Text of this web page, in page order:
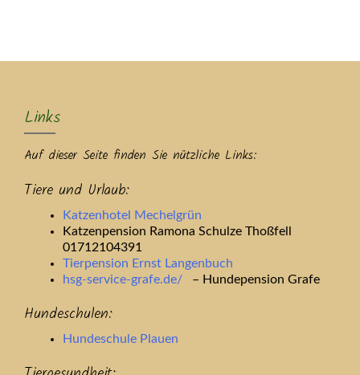
Links
Auf dieser Seite finden Sie nützliche Links:
Tiere und Urlaub:
Katzenhotel Mechelgrün
Katzenpension Ramona Schulze Thoßfell
01712104391
Tierpension Ernst Langenbuch
hsg-service-grafe.de/ – Hundepension Grafe
Hundeschulen:
Hundeschule Plauen